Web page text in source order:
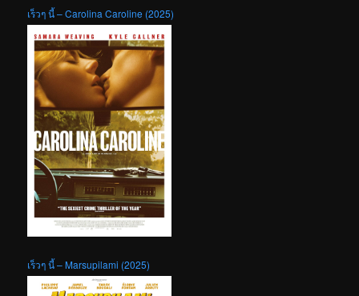
เร็วๆ นี้ – Carolina Caroline (2025)
เร็วๆ นี้ – Marsupilami (2025)